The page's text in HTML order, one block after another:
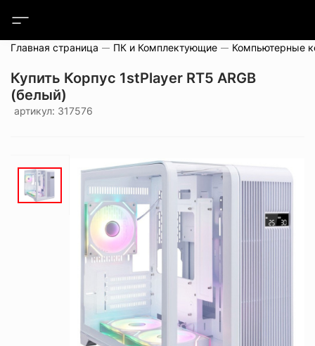
Главная страница ПК и Комплектующие Компьютерные
Купить Корпус 1stPlayer RT5 ARGB
(белый)
артикул: 317576